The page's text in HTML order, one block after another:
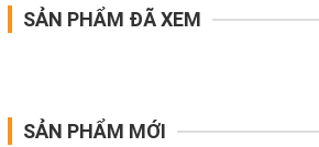
SẢN PHẨM ĐÃ XEM
SẢN PHẨM MỚI